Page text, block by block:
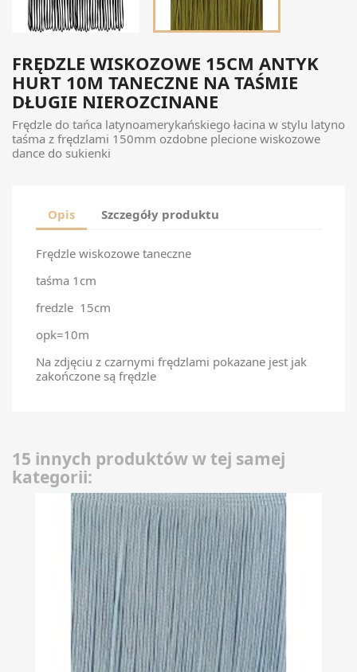
FRĘDZLE WISKOZOWE 15CM ANTYK
HURT 10M TANECZNE NA TAŚMIE
DŁUGIE NIEROZCINANE
Frędzle do tańca latynoamerykańskiego łacina w stylu latyno
taśma z frędzlami 150mm ozdobne plecione wiskozowe
dance do sukienki
Opis Szczegóły produktu
Frędzle wiskozowe taneczne
taśma 1cm
fredzle 15cm
opk=10m
Na zdjęciu z czarnymi frędzlami pokazane jest jak
zakończone są frędzle
15 innych produktów w tej samej
kategorii: